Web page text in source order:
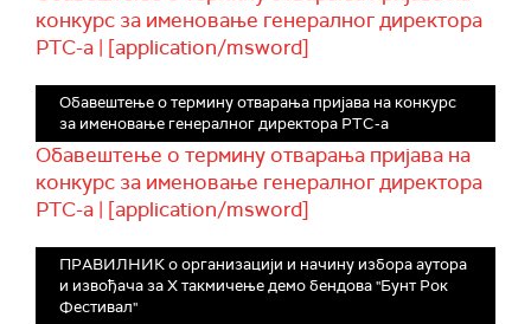
конкурс за именовање генералног директора
РТС-а | [application/msword]
Обавештење о термину отварања пријава на конкурс
за именовање генералног директора РТС-а
Обавештење о термину отварања пријава на
конкурс за именовање генералног директора
РТС-а | [application/msword]
ПРАВИЛНИК о организацији и начину избора аутора
и извођача за X такмичење демо бендова "Бунт Рок
Фестивал"